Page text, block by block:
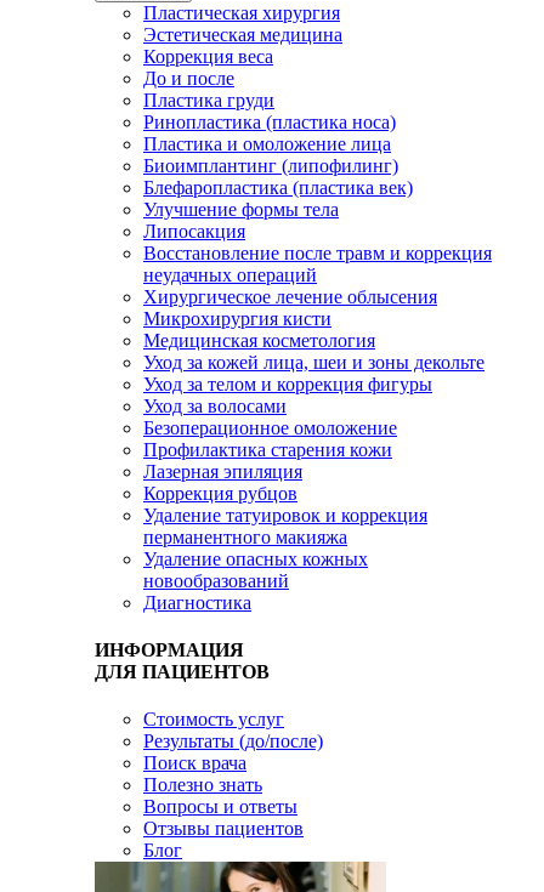
Пластическая хирургия
Эстетическая медицина
Коррекция веса
До и после
Пластика груди
Ринопластика (пластика носа)
Пластика и омоложение лица
Биоимплантинг (липофилинг)
Блефаропластика (пластика век)
Улучшение формы тела
Липосакция
Восстановление после травм и коррекция
неудачных операций
Хирургическое лечение облысения
Микрохирургия кисти
Медицинская косметология
Уход за кожей лица, шеи и зоны декольте
Уход за телом и коррекция фигуры
Уход за волосами
Безоперационное омоложение
Профилактика старения кожи
Лазерная эпиляция
Коррекция рубцов
Удаление татуировок и коррекция
перманентного макияжа
Удаление опасных кожных
новообразований
Диагностика
ИНФОРМАЦИЯ
ДЛЯ ПАЦИЕНТОВ
Стоимость услуг
Результаты (до/после)
Поиск врача
Полезно знать
Вопросы и ответы
Отзывы пациентов
Блог